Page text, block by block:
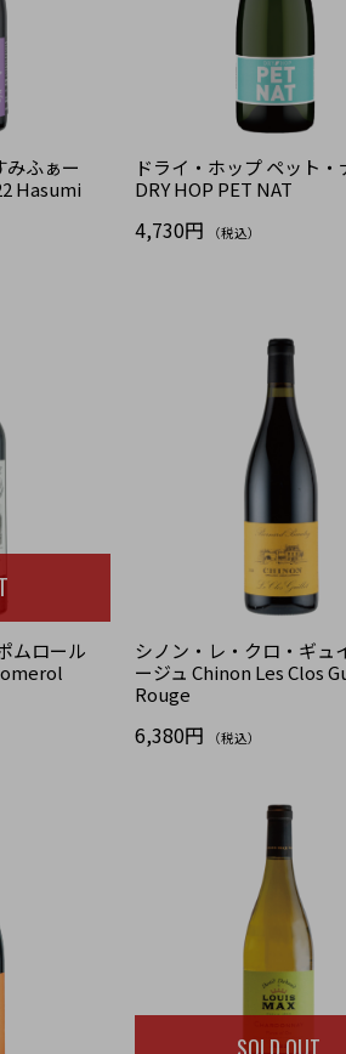
みふぁー
Hasumi
ドライ・ホップ ペット・
DRY HOP PET NAT
4,730円 （税込）
ムロール
シノン・レ・クロ・ギュ
ージュ Chinon Les Clos
Rouge
6,380円 （税込）